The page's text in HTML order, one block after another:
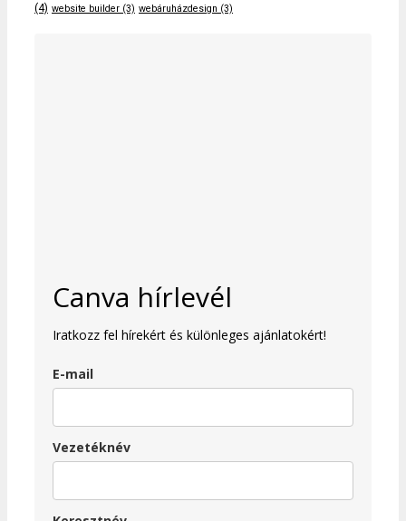
(4) website builder (3) webáruházdesign (3)
Canva hírlevél
Iratkozz fel hírekért és különleges ajánlatokért!
E-mail
Vezetéknév